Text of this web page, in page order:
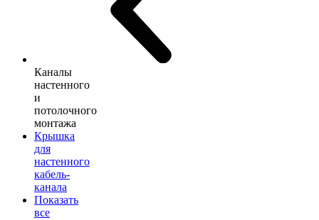
Каналы
настенного
и
потолочного
монтажа
Крышка
для
настенного
кабель-
канала
Показать
все